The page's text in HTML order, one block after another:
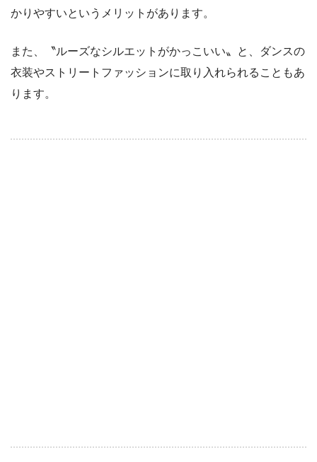
かりやすいというメリットがあります。
また、〝ルーズなシルエットがかっこいい〟と、ダンスの
衣装やストリートファッションに取り入れられることもあ
ります。